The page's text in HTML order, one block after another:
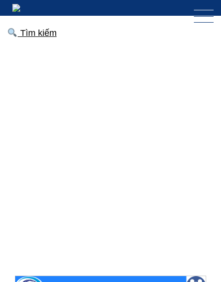
Tìm kiếm